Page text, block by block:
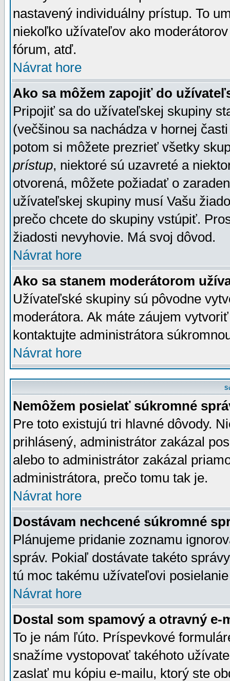
nastavený individuálny prístup. To
niekoľko užívateľov ako
fórum, atď.
Návrat hore
Ako sa môžem zapojiť do
Pripojiť sa do užívateľskej skupiny
(večšinou sa nachádza v hornej
potom si môžete prezrieť všetky
prístup, niektoré sú uzavreté a
otvorená, môžete požiadať o
užívateľskej skupiny musí Vašu
prečo chcete do skupiny vstúpiť.
žiadosti nevyhovie. Má svoj dôvod.
Návrat hore
Ako sa stanem moderátorom
Užívateľské skupiny sú pôvodne
moderátora. Ak máte záujem
kontaktujte administrátora
Návrat hore
Nemôžem posielať súkromné
Pre toto existujú tri hlavné dôvody.
prihlásený, administrátor zakázal
alebo to administrátor zakázal
administrátora, prečo tomu tak je.
Návrat hore
Dostávam nechcené súkromné
Plánujeme pridanie zoznamu
správ. Pokiaľ dostávate takéto
tú moc takému užívateľovi
Návrat hore
Dostal som spamový a otravný e-
To je nám ľúto. Príspevkové
snažíme vystopovať takéhoto
zaslať mu kópiu e-mailu, ktorý ste